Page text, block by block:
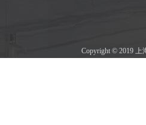
Copyright © 2019